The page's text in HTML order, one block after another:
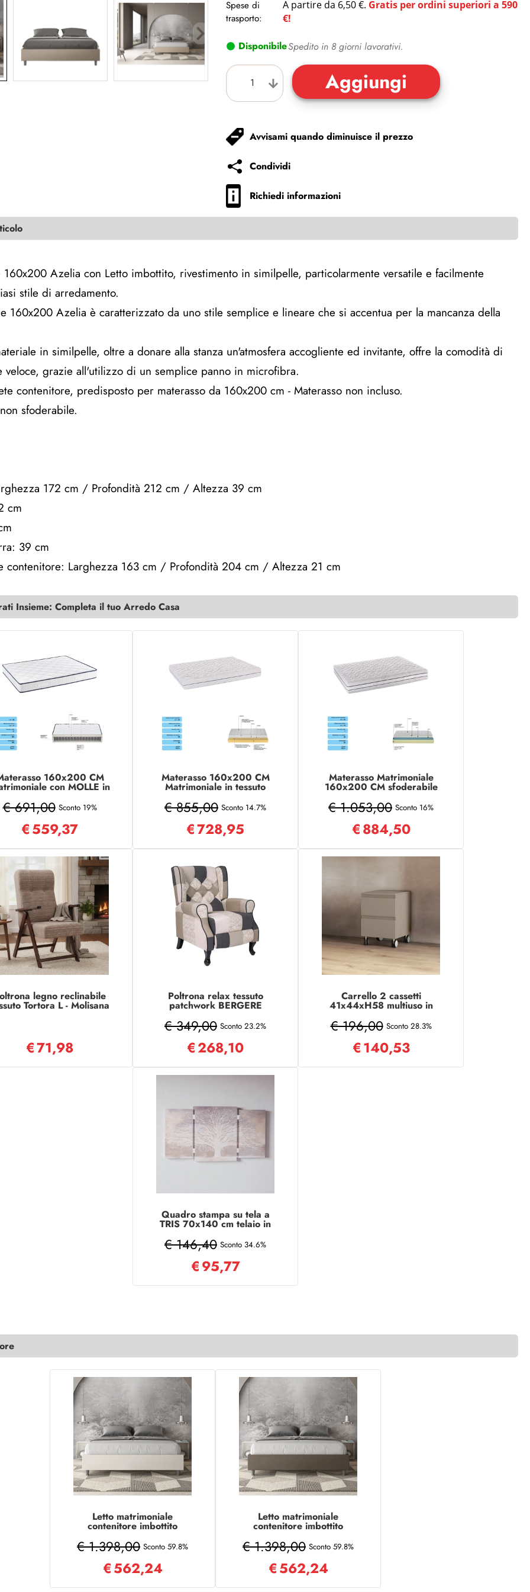
Spese di
trasporto:
A partire da 6,50 €. Gratis per ordini superiori a 590
€!
DisponibileSpedito in 8 giorni lavorativi.
Avvisami quando diminuisce il prezzo
Condividi
Richiedi informazioni
160x200 Azelia con Letto imbottito, rivestimento in similpelle, particolarmente versatile e facilmente
stile di arredamento.
160x200 Azelia è caratterizzato da uno stile semplice e lineare che si accentua per la mancanza della
in similpelle, oltre a donare alla stanza un'atmosfera accogliente ed invitante, offre la comodità di
veloce, grazie all'utilizzo di un semplice panno in microfibra.
contenitore, predisposto per materasso da 160x200 cm - Materasso non incluso.
sfoderabile.
172 cm / Profondità 212 cm / Altezza 39 cm
cm
39 cm
contenitore: Larghezza 163 cm / Profondità 204 cm / Altezza 21 cm
Insieme: Completa il tuo Arredo Casa
160x200 CM
con MOLLE in
€ 691,00 Sconto 19%
€559,37
Materasso 160x200 CM
Matrimoniale in tessuto
€ 855,00 Sconto 14.7%
€728,95
Materasso Matrimoniale
160x200 CM sfoderabile
€ 1.053,00 Sconto 16%
€884,50
legno reclinabile
Tortora L - Molisana
€71,98
Poltrona relax tessuto
patchwork BERGERE
Reclinabile poggiapiedi
Tortora
€ 349,00 Sconto 23.2%
€268,10
Carrello 2 cassetti
41x44xH58 multiuso in
Opaco
€ 196,00 Sconto 28.3%
€140,53
Quadro stampa su tela a
TRIS 70x140 cm telaio in
€ 146,40 Sconto 34.6%
€95,77
Letto matrimoniale
contenitore imbottito
Azelia
€ 1.398,00 Sconto 59.8%
€562,24
Letto matrimoniale
contenitore imbottito
cappuccino Azelia
€ 1.398,00 Sconto 59.8%
€562,24